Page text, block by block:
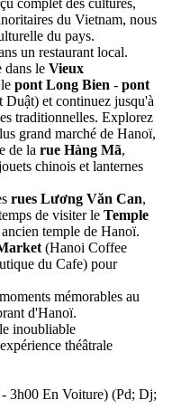
du Vietnam, nous
du pays.
un restaurant local.
dans le Vieux
pont Long Bien - pont
Duật) et continuez jusqu'à
traditionnelles. Explorez
grand marché de Hanoï,
de la rue Hàng Mã,
chinois et lanternes
rues Lương Văn Can,
de visiter le Temple
temple de Hanoï.
(Hanoi Coffee
du Cafe) pour
mémorables au
d'Hanoï.
inoubliable
théâtrale
3h00 En Voiture) (Pd; Dj;